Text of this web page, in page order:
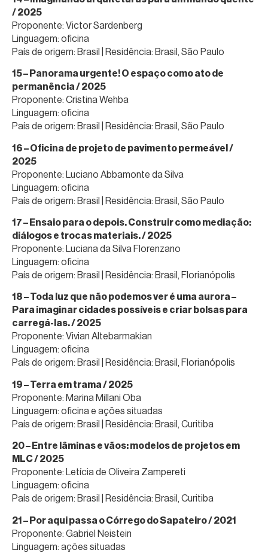
/ 2025
Proponente: Victor Sardenberg
Linguagem: oficina
País de origem: Brasil | Residência: Brasil, São Paulo
15 – Panorama urgente! O espaço como ato de
permanência / 2025
Proponente: Cristina Wehba
Linguagem: oficina
País de origem: Brasil | Residência: Brasil, São Paulo
16 – Oficina de projeto de pavimento permeável /
2025
Proponente: Luciano Abbamonte da Silva
Linguagem: oficina
País de origem: Brasil | Residência: Brasil, São Paulo
17 – Ensaio para o depois. Construir como mediação:
diálogos e trocas materiais. / 2025
Proponente: Luciana da Silva Florenzano
Linguagem: oficina
País de origem: Brasil | Residência: Brasil, Florianópolis
18 – Toda luz que não podemos ver é uma aurora –
Para imaginar cidades possíveis e criar bolsas para
carregá-las. / 2025
Proponente: Vivian Altebarmakian
Linguagem: oficina
País de origem: Brasil | Residência: Brasil, Florianópolis
19 – Terra em trama / 2025
Proponente: Marina Millani Oba
Linguagem: oficina e ações situadas
País de origem: Brasil | Residência: Brasil, Curitiba
20 – Entre lâminas e vãos: modelos de projetos em
MLC / 2025
Proponente: Letícia de Oliveira Zampereti
Linguagem: oficina
País de origem: Brasil | Residência: Brasil, Curitiba
21 – Por aqui passa o Córrego do Sapateiro / 2021
Proponente: Gabriel Neistein
Linguagem: ações situadas